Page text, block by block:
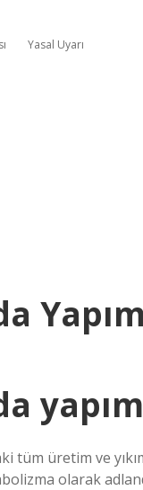
Yasal Uyarı
tüm üretim ve
olarak